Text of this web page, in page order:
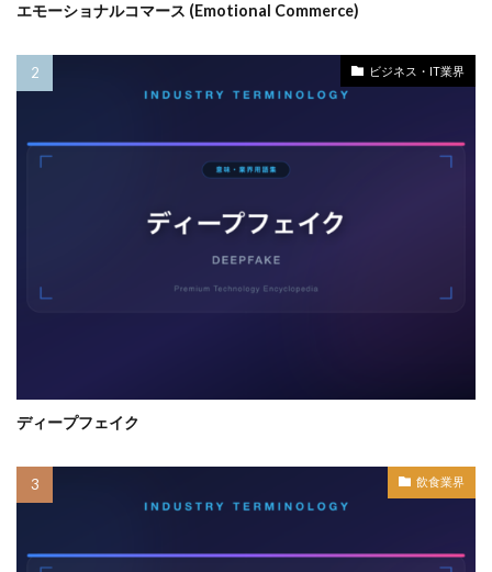
エモーショナルコマース (Emotional Commerce)
ビジネス・IT業界
ディープフェイク
飲食業界